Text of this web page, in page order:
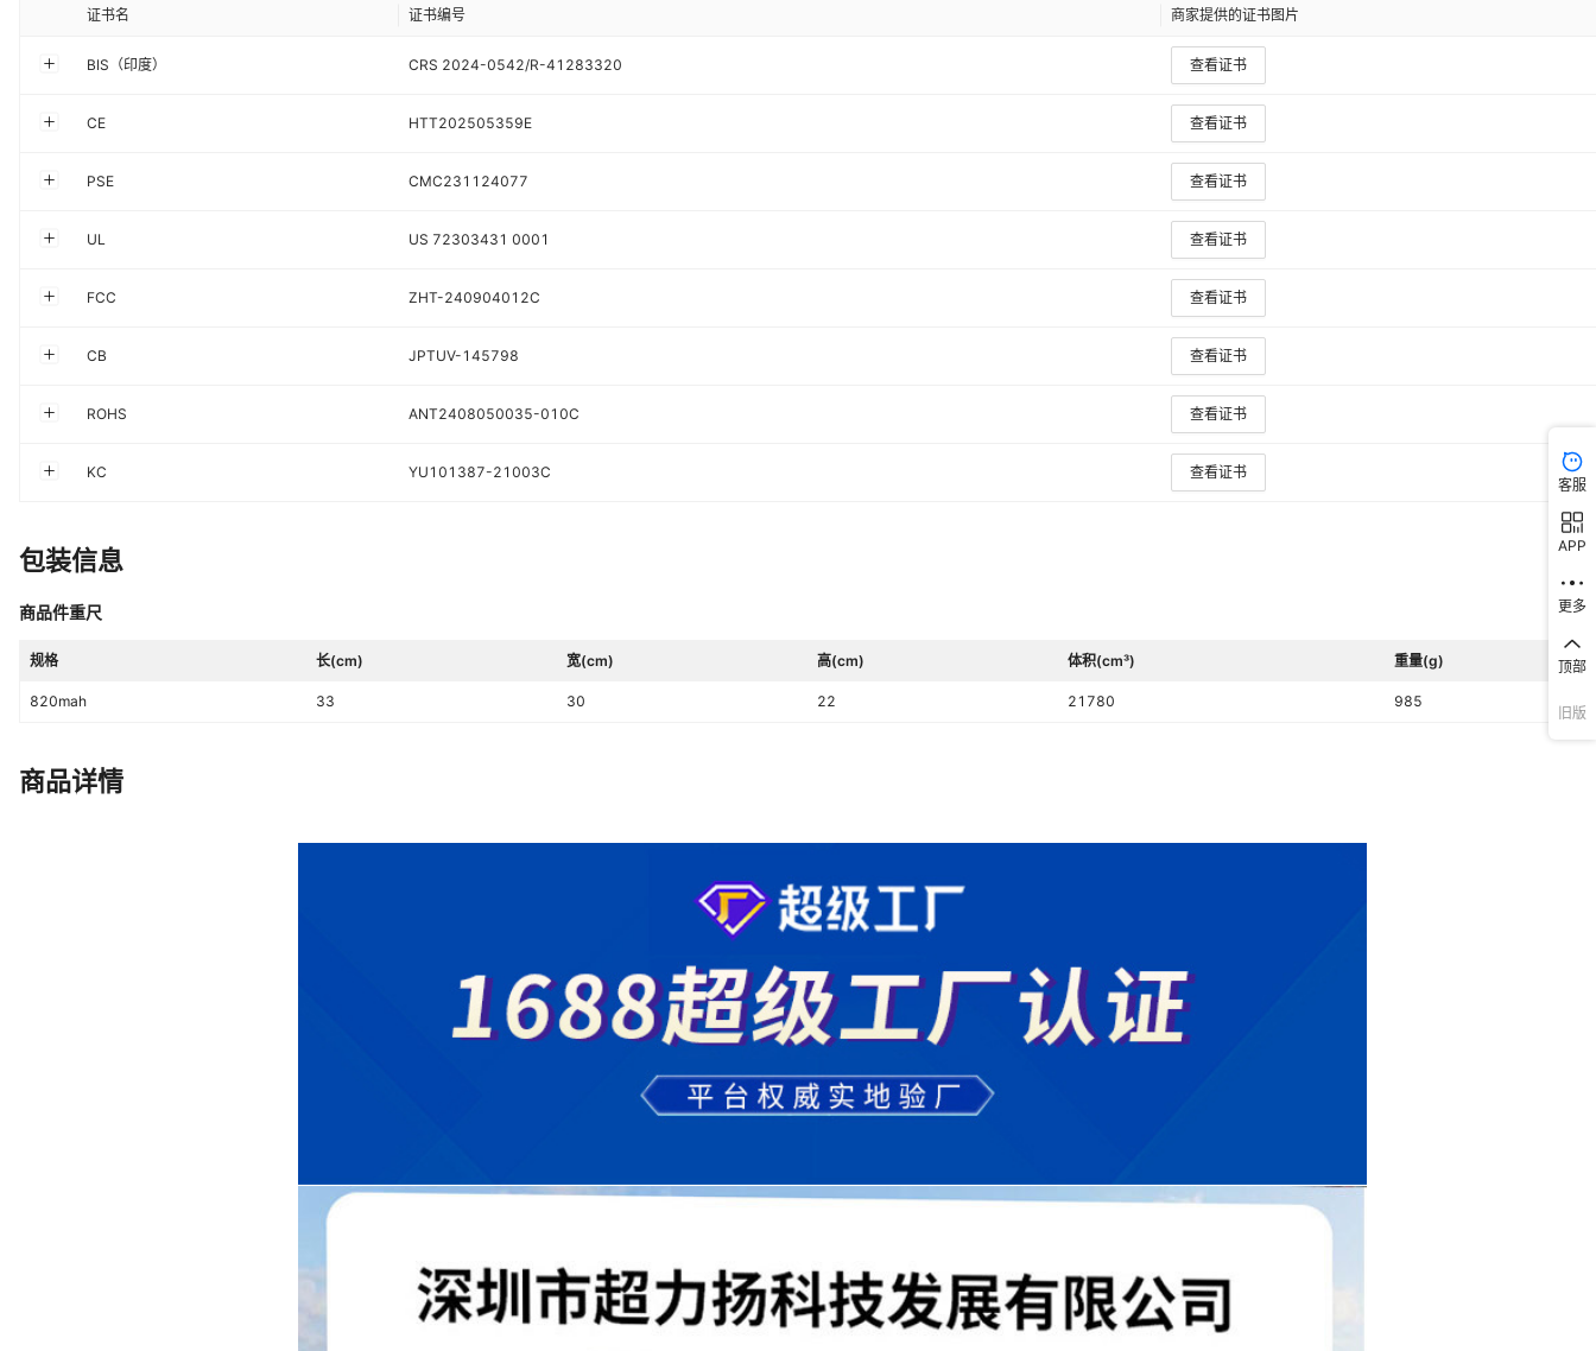
证书名 证书编号 商家提供的证书图片
BIS（印度） CRS 2024-0542/R-41283320 查看证书
CE HTT202505359E 查看证书
PSE CMC231124077 查看证书
UL US 72303431 0001 查看证书
FCC ZHT-240904012C 查看证书
CB JPTUV-145798 查看证书
ROHS ANT2408050035-010C 查看证书
KC YU101387-21003C 查看证书
包装信息
商品件重尺
规格 长(cm) 宽(cm) 高(cm) 体积(cm³) 重量(g)
820mah 33 30 22 21780 985
商品详情
客服
APP
更多
顶部
旧版